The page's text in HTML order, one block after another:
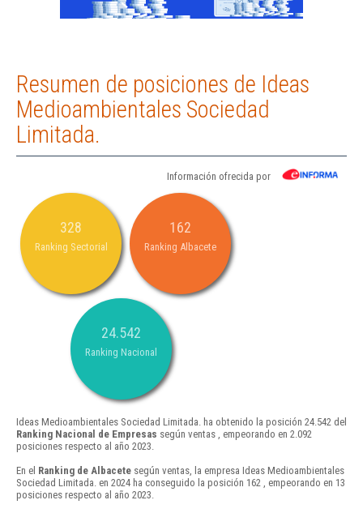
Resumen de posiciones de Ideas
Medioambientales Sociedad
Limitada.
Información ofrecida por
328
Ranking Sectorial
162
Ranking Albacete
24.542
Ranking Nacional
Ideas Medioambientales Sociedad Limitada. ha obtenido la posición 24.542 del
Ranking Nacional de Empresas según ventas , empeorando en 2.092
posiciones respecto al año 2023.
En el Ranking de Albacete según ventas, la empresa Ideas Medioambientales
Sociedad Limitada. en 2024 ha conseguido la posición 162 , empeorando en 13
posiciones respecto al año 2023.